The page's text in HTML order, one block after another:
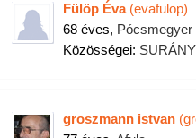
Fülöp Éva(evafulop)
68 éves, Pócsmegyer
Közösségei:
groszmann istvan